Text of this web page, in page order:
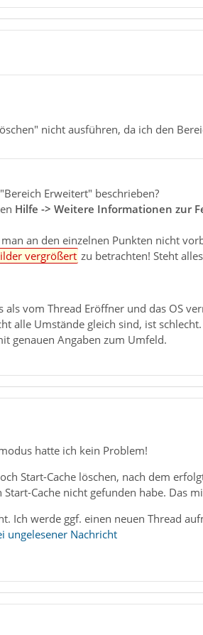
nicht ausführen, da ich den
Erweitert" beschrieben?
Hilfe -> Weitere Informationen zur
an den einzelnen Punkten nicht
vergrößert zu betrachten! Steht
als vom Thread Eröffner und das OS
alle Umstände gleich sind, ist schlecht.
genauen Angaben zum Umfeld.
hatte ich kein Problem!
Start-Cache löschen, nach dem
Cache nicht gefunden habe. Das
Ich werde ggf. einen neuen Thread
ungelesener Nachricht